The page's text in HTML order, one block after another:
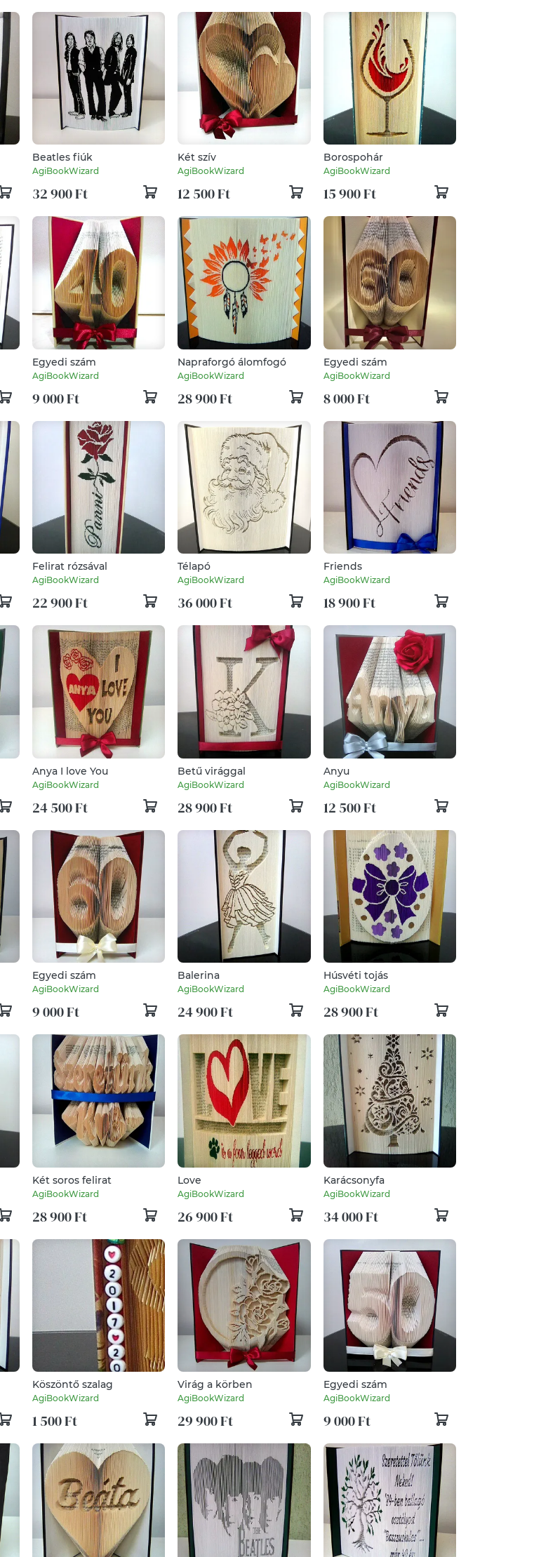
Beatles fiúk
AgiBookWizard
32 900 Ft
Két szív
AgiBookWizard
12 500 Ft
Borospohár
AgiBookWizard
15 900 Ft
Egyedi szám
AgiBookWizard
9 000 Ft
Napraforgó álomfogó
AgiBookWizard
28 900 Ft
Egyedi szám
AgiBookWizard
8 000 Ft
Felirat rózsával
AgiBookWizard
22 900 Ft
Télapó
AgiBookWizard
36 000 Ft
Friends
AgiBookWizard
18 900 Ft
Anya I love You
AgiBookWizard
24 500 Ft
Betű virággal
AgiBookWizard
28 900 Ft
Anyu
AgiBookWizard
12 500 Ft
Egyedi szám
AgiBookWizard
9 000 Ft
Balerina
AgiBookWizard
24 900 Ft
Húsvéti tojás
AgiBookWizard
28 900 Ft
Két soros felirat
AgiBookWizard
28 900 Ft
Love
AgiBookWizard
26 900 Ft
Karácsonyfa
AgiBookWizard
34 000 Ft
Köszöntő szalag
AgiBookWizard
1 500 Ft
Virág a körben
AgiBookWizard
29 900 Ft
Egyedi szám
AgiBookWizard
9 000 Ft